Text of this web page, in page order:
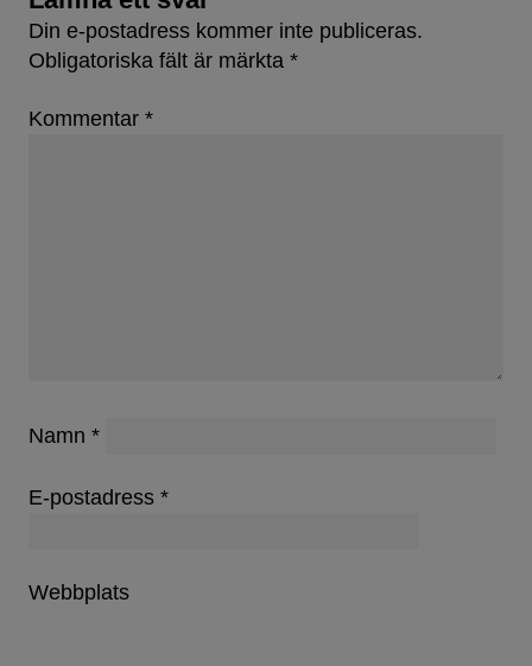
Din e-postadress kommer inte publiceras.
Obligatoriska fält är märkta *
Kommentar *
Namn *
E-postadress *
Webbplats